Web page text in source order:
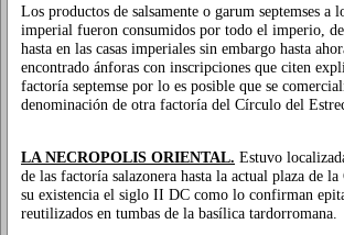
Los productos de salsamente o garum septemses a
imperial fueron consumidos por todo el imperio,
hasta en las casas imperiales sin embargo hasta
encontrado ánforas con inscripciones que citen
factoría septemse por lo es posible que se
denominación de otra factoría del Círculo del
LA NECROPOLIS ORIENTAL. Estuvo
de las factoría salazonera hasta la actual plaza de
su existencia el siglo II DC como lo confirman
reutilizados en tumbas de la basílica tardorromana.